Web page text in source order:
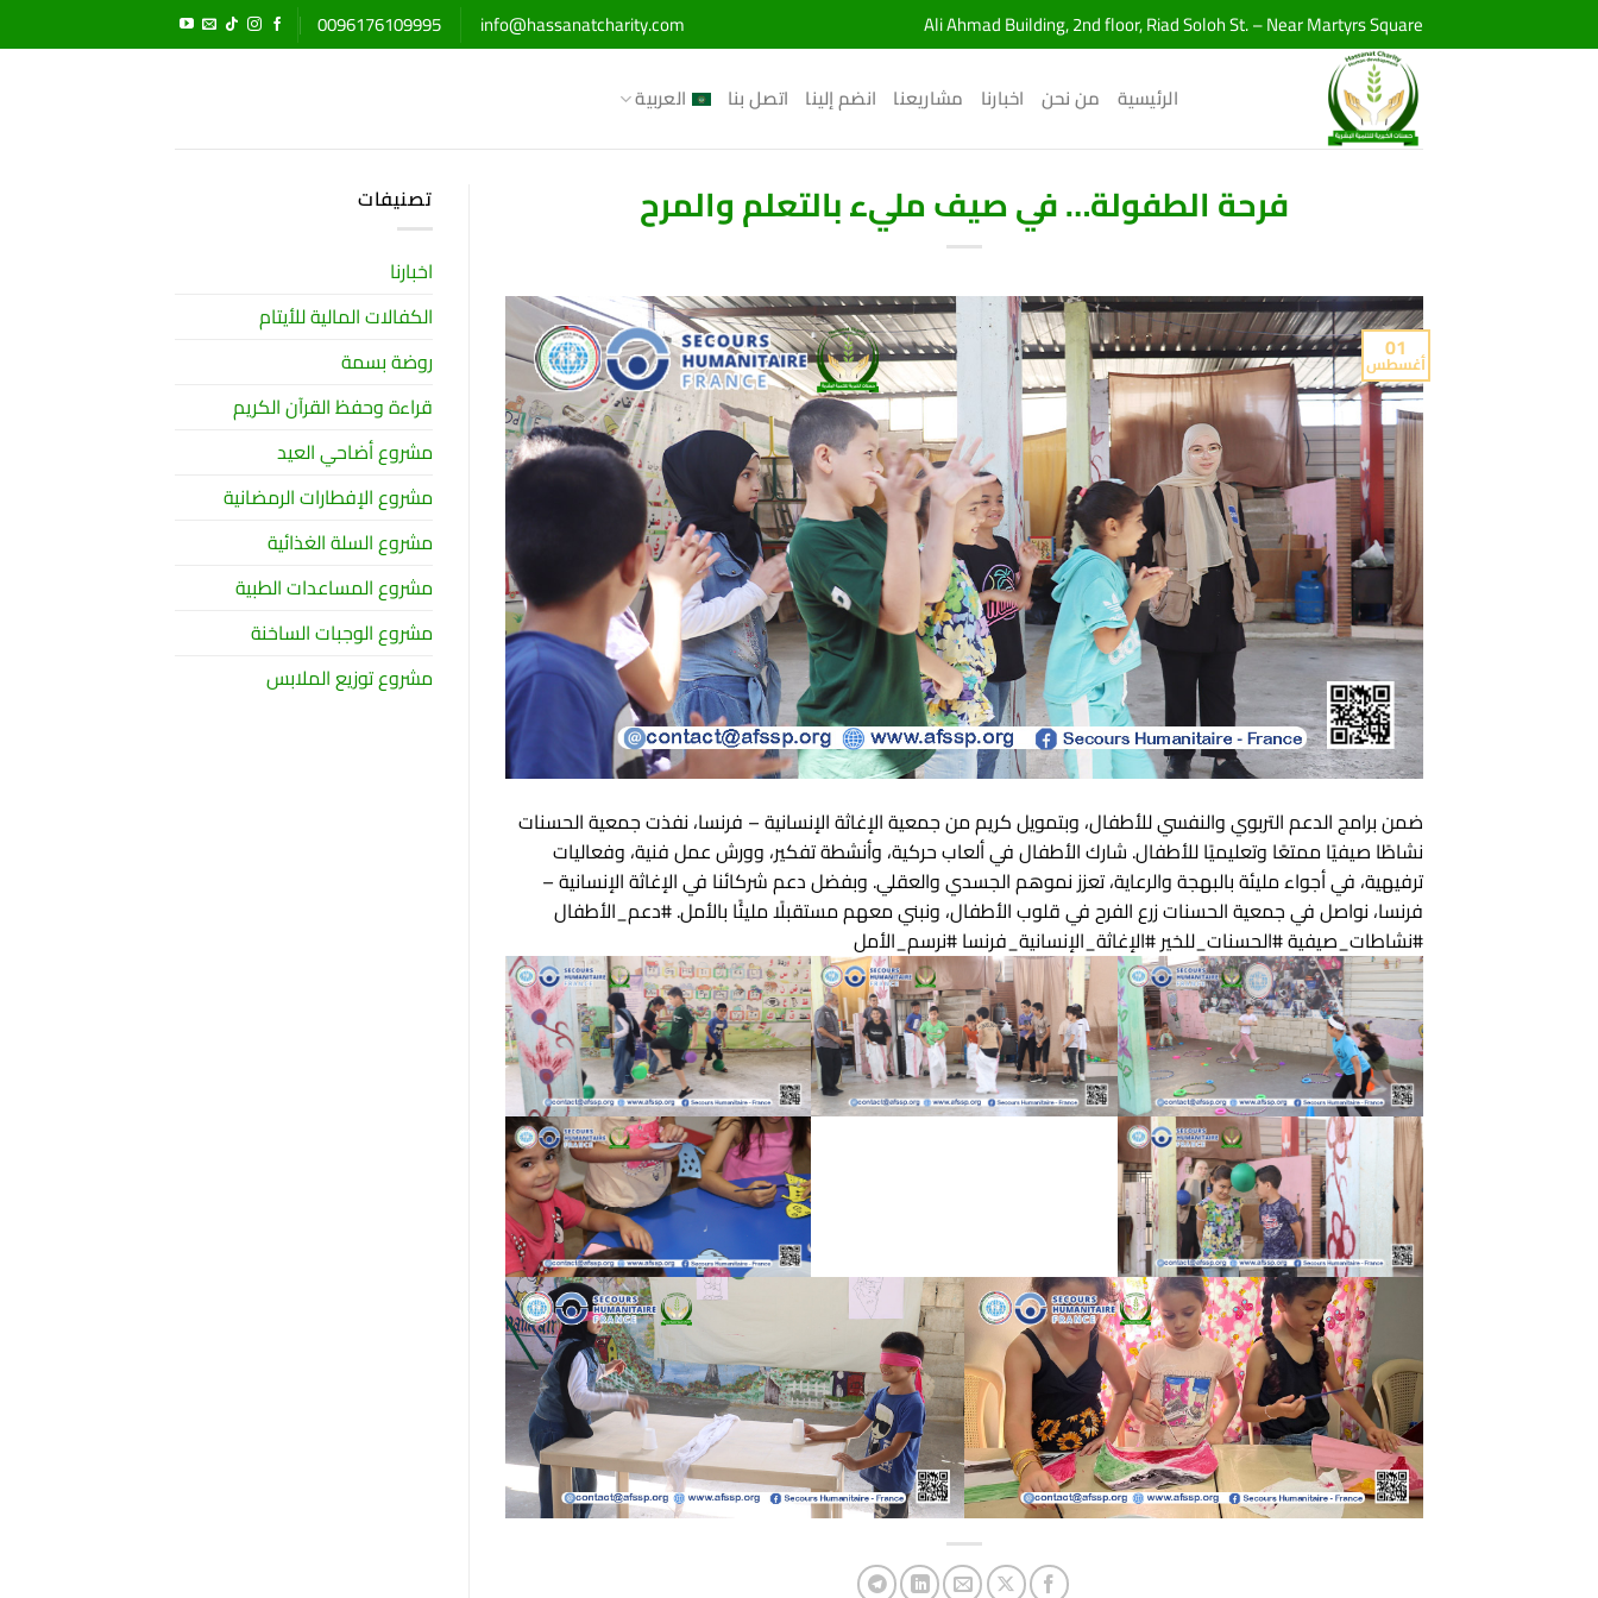
للمحتوى
Ali Ahmad Building, 2nd floor, Riad Soloh St. – Near Martyrs Square
info@hassanatcharity.com
0096176109995
الرئيسية من نحن اخبارنا مشاريعنا انضم إلينا اتصل بنا العربية
فرحة الطفولة… في صيف مليء بالتعلم والمرح
01
أغسطس
ضمن برامج الدعم التربوي والنفسي للأطفال، وبتمويل كريم من جمعية الإغاثة الإنسانية – فرنسا، نفذت جمعية الحسنات
نشاطًا صيفيًا ممتعًا وتعليميًا للأطفال. شارك الأطفال في ألعاب حركية، وأنشطة تفكير، وورش عمل فنية، وفعاليات
ترفيهية، في أجواء مليئة بالبهجة والرعاية، تعزز نموهم الجسدي والعقلي. وبفضل دعم شركائنا في الإغاثة الإنسانية –
فرنسا، نواصل في جمعية الحسنات زرع الفرح في قلوب الأطفال، ونبني معهم مستقبلًا مليئًا بالأمل. #دعم_الأطفال
#نشاطات_صيفية #الحسنات_للخير #الإغاثة_الإنسانية_فرنسا #نرسم_الأمل
تصنيفات
اخبارنا
الكفالات المالية للأيتام
روضة بسمة
قراءة وحفظ القرآن الكريم
مشروع أضاحي العيد
مشروع الإفطارات الرمضانية
مشروع السلة الغذائية
مشروع المساعدات الطبية
مشروع الوجبات الساخنة
مشروع توزيع الملابس